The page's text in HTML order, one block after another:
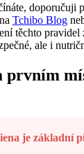
doporučuji
Tchibo Blog
těchto pravidel
ale i
prvním
je základní